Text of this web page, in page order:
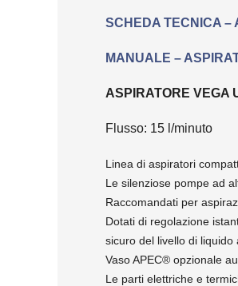
SCHEDA TECNICA –
MANUALE –
ASPIRATORE VEGA
Flusso: 15 l/minuto
Linea di aspiratori
Le silenziose pompe ad
Raccomandati per
Dotati di regolazione
sicuro del livello di liquido
Vaso APEC® opzionale
Le parti elettriche e